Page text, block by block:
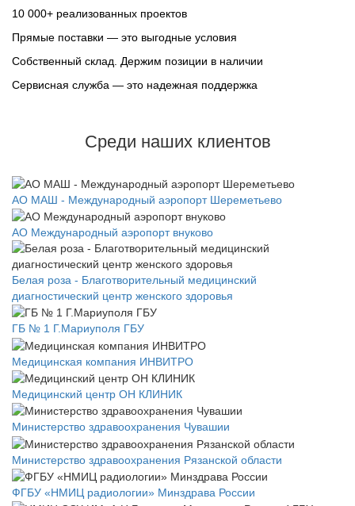
10 000+ реализованных проектов
Прямые поставки — это выгодные условия
Собственный склад. Держим позиции в наличии
Сервисная служба — это надежная поддержка
Среди наших клиентов
АО МАШ - Международный аэропорт Шереметьево
АО Международный аэропорт внуково
Белая роза - Благотворительный медицинский
диагностический центр женского здоровья
ГБ № 1 Г.Мариуполя ГБУ
Медицинская компания ИНВИТРО
Медицинский центр ОН КЛИНИК
Министерство здравоохранения Чувашии
Министерство здравоохранения Рязанской области
ФГБУ «НМИЦ радиологии» Минздрава России